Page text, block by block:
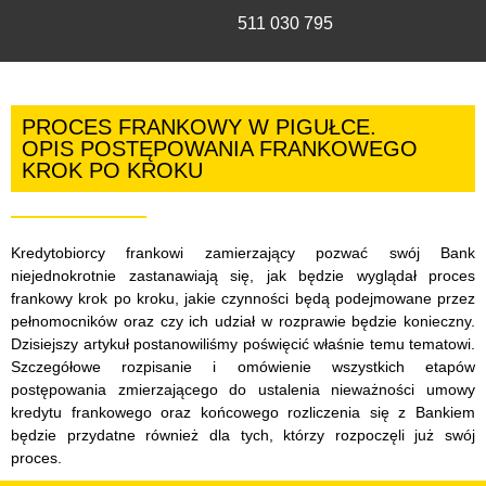
511 030 795
PROCES FRANKOWY W PIGUŁCE.
OPIS POSTĘPOWANIA FRANKOWEGO
KROK PO KROKU
Kredytobiorcy frankowi zamierzający pozwać swój Bank
niejednokrotnie zastanawiają się, jak będzie wyglądał proces
frankowy krok po kroku, jakie czynności będą podejmowane przez
pełnomocników oraz czy ich udział w rozprawie będzie konieczny.
Dzisiejszy artykuł postanowiliśmy poświęcić właśnie temu tematowi.
Szczegółowe rozpisanie i omówienie wszystkich etapów
postępowania zmierzającego do ustalenia nieważności umowy
kredytu frankowego oraz końcowego rozliczenia się z Bankiem
będzie przydatne również dla tych, którzy rozpoczęli już swój
proces.